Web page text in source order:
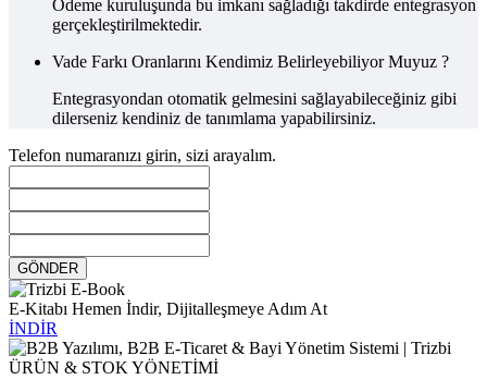
Ödeme kuruluşunda bu imkanı sağladığı takdirde entegrasyon
gerçekleştirilmektedir.
Vade Farkı Oranlarını Kendimiz Belirleyebiliyor Muyuz ?
Entegrasyondan otomatik gelmesini sağlayabileceğiniz gibi
dilerseniz kendiniz de tanımlama yapabilirsiniz.
Telefon numaranızı girin, sizi arayalım.
GÖNDER
E-Kitabı Hemen İndir, Dijitalleşmeye Adım At
İNDİR
ÜRÜN & STOK YÖNETİMİ